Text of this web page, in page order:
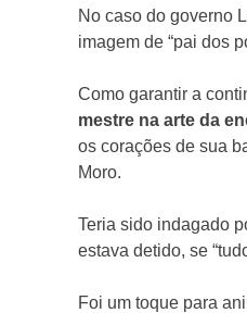
No caso do governo
imagem de “pai dos
Como garantir a
mestre na arte da
os corações de sua
Moro.
Teria sido indagado
estava detido, se
Foi um toque para